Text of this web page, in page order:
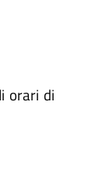
orari di